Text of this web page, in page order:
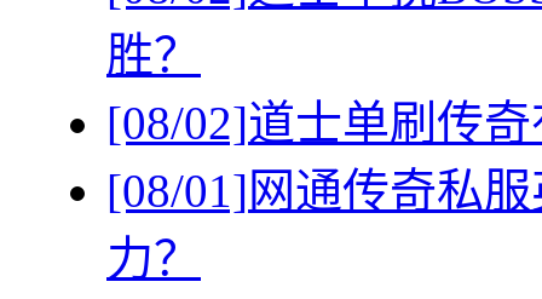
胜？
[08/02]道士单刷传
[08/01]网通传奇私
力？